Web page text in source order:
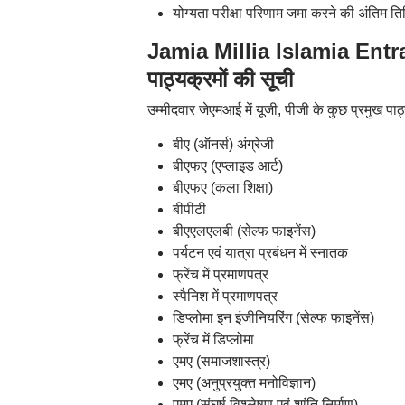
योग्यता परीक्षा परिणाम जमा करने की अंतिम
Jamia Millia Islamia
पाठ्यक्रमों की सूची
उम्मीदवार जेएमआई में यूजी, पीजी के कुछ प्रमुख
बीए (ऑनर्स) अंग्रेजी
बीएफए (एप्लाइड आर्ट)
बीएफए (कला शिक्षा)
बीपीटी
बीएएलएलबी (सेल्फ फाइनेंस)
पर्यटन एवं यात्रा प्रबंधन में स्नातक
फ्रेंच में प्रमाणपत्र
स्पैनिश में प्रमाणपत्र
डिप्लोमा इन इंजीनियरिंग (सेल्फ फाइनेंस)
फ्रेंच में डिप्लोमा
एमए (समाजशास्त्र)
एमए (अनुप्रयुक्त मनोविज्ञान)